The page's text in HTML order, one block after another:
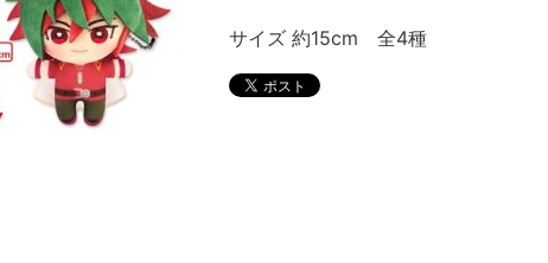
サイズ 約15cm 全4種